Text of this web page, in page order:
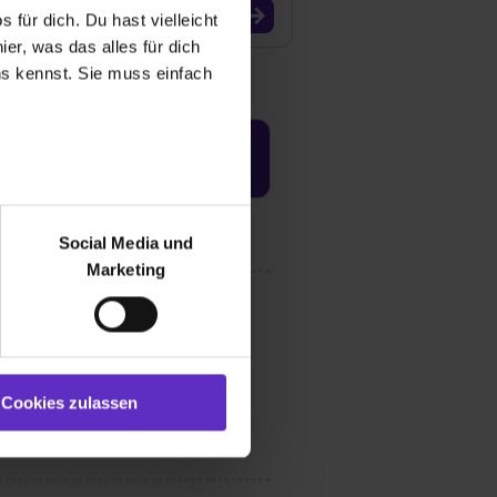
für dich. Du hast vielleicht
was das alles für dich
kennst. Sie muss einfach
bei Benutzung der
zu analysieren
soziale Medien, Werbung
bereitgestellt hast oder die
auch damit
Social Media und
Marketing
Cookies zulassen